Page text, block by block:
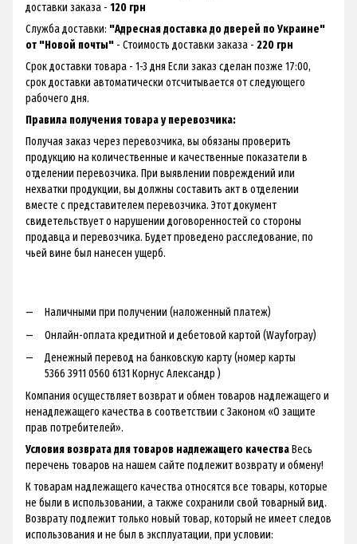
доставки заказа - 120 грн
Служба доставки: "Адресная доставка до дверей по Украине"
от "Новой почты" - Стоимость доставки заказа - 220 грн
Срок доставки товара - 1-3 дня Если заказ сделан позже 17:00,
срок доставки автоматически отсчитывается от следующего
рабочего дня.
Правила получения товара у перевозчика:
Получая заказ через перевозчика, вы обязаны проверить
продукцию на количественные и качественные показатели в
отделении перевозчика. При выявлении повреждений или
нехватки продукции, вы должны составить акт в отделении
вместе с представителем перевозчика. Этот документ
свидетельствует о нарушении договоренностей со стороны
продавца и перевозчика. Будет проведено расследование, по
чьей вине был нанесен ущерб.
Наличными при получении (наложенный платеж)
Онлайн-оплата кредитной и дебетовой картой (Wayforpay)
Денежный перевод на банковскую карту (номер карты
5366 3911 0560 6131 Корнус Александр )
Компания осуществляет возврат и обмен товаров надлежащего и
ненадлежащего качества в соответствии с Законом «О защите
прав потребителей».
Условия возврата для товаров надлежащего качестваВесь
перечень товаров на нашем сайте подлежит возврату и обмену!
К товарам надлежащего качества относятся все товары, которые
не были в использовании, а также сохранили свой товарный вид.
Возврату подлежит только новый товар, который не имеет следов
использования и не был в эксплуатации, при условии: